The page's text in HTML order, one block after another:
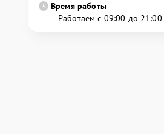
Время работы
Работаем с 09:00 до 21:00